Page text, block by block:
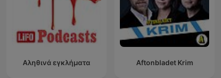
Αληθινά εγκλήματα Aftonbladet Krim